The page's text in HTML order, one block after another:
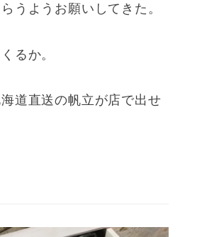
うようお願いしてきた。
るか。
道直送の帆立が店で出せ